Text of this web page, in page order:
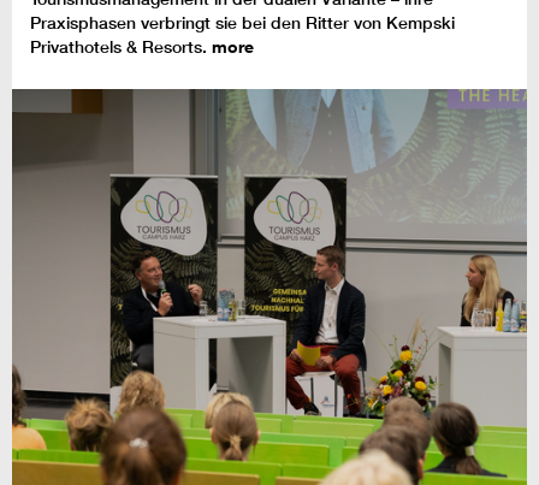
Praxisphasen verbringt sie bei den Ritter von Kempski
Privathotels & Resorts. more